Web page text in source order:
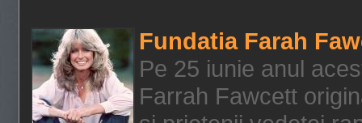
Fundatia Farah
Pe 25 iunie anul
Farrah Fawcett